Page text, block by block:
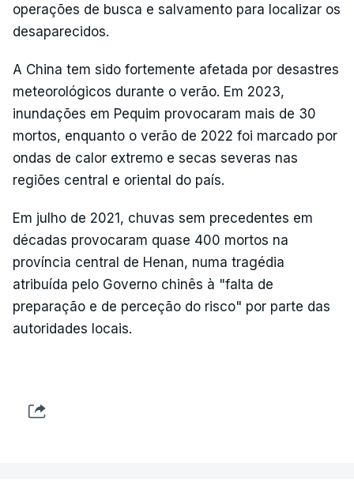
operações de busca e salvamento para localizar os
desaparecidos.
A China tem sido fortemente afetada por desastres
meteorológicos durante o verão. Em 2023,
inundações em Pequim provocaram mais de 30
mortos, enquanto o verão de 2022 foi marcado por
ondas de calor extremo e secas severas nas
regiões central e oriental do país.
Em julho de 2021, chuvas sem precedentes em
décadas provocaram quase 400 mortos na
província central de Henan, numa tragédia
atribuída pelo Governo chinês à "falta de
preparação e de perceção do risco" por parte das
autoridades locais.